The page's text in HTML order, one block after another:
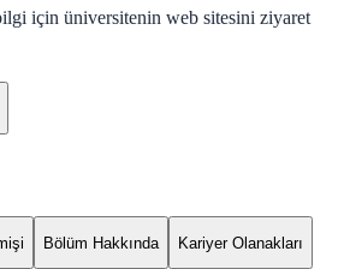
için üniversitenin web sitesini ziyaret
Bölüm Hakkında Kariyer Olanakları